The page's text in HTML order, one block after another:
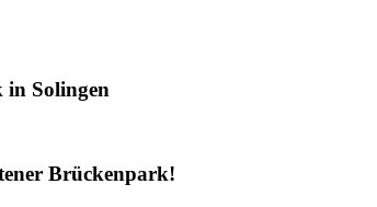
in Solingen
Brückenpark!